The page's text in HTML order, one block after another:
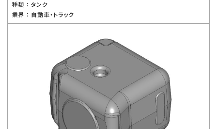
種類 ： タンク
業界 ： 自動車・トラック